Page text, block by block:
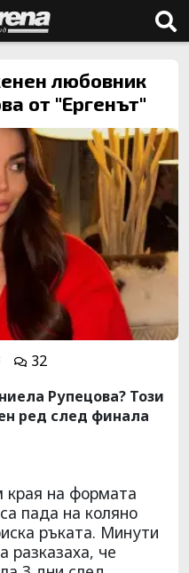
любовник
от "Ергенът"
32
Рупецова? Този
ред след финала
края на формата
пада на коляно
ръката. Минути
разказаха, че